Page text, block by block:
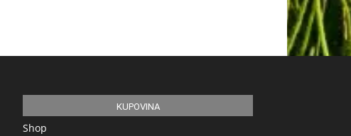
KUPOVINA
Shop